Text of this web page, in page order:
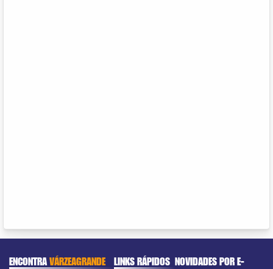
ENCONTRAVÁRZEAGRANDE LINKS RÁPIDOS NOVIDADES POR E-